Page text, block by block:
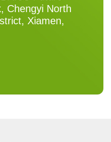
Chengyi North
Xiamen,